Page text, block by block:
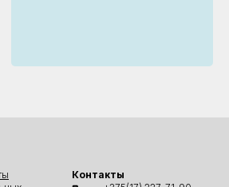
Контакты